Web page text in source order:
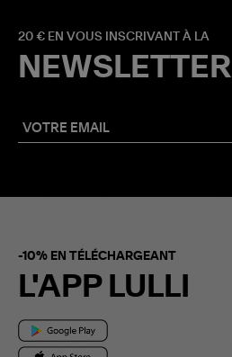
20 € EN VOUS INSCRIVANT À LA
NEWSLETTER
-10% EN TÉLÉCHARGEANT
L'APP LULLI